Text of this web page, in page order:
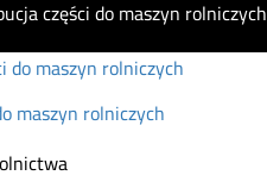
części do maszyn rolniczych
maszyn rolniczych